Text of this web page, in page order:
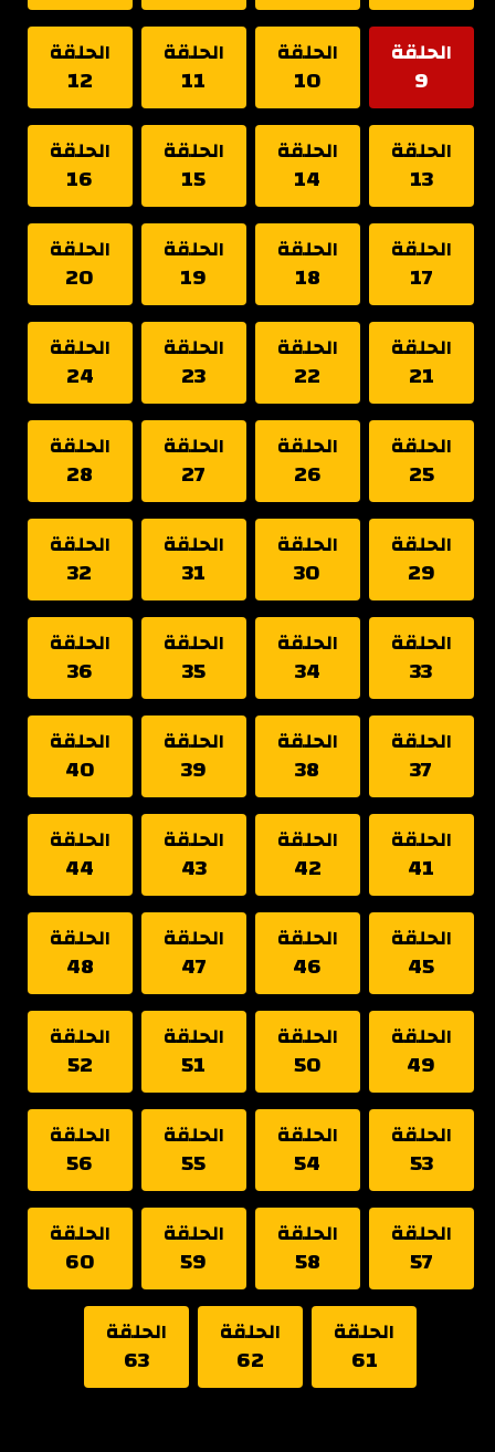
الحلقة
9
الحلقة
10
الحلقة
11
الحلقة
12
الحلقة
13
الحلقة
14
الحلقة
15
الحلقة
16
الحلقة
17
الحلقة
18
الحلقة
19
الحلقة
20
الحلقة
21
الحلقة
22
الحلقة
23
الحلقة
24
الحلقة
25
الحلقة
26
الحلقة
27
الحلقة
28
الحلقة
29
الحلقة
30
الحلقة
31
الحلقة
32
الحلقة
33
الحلقة
34
الحلقة
35
الحلقة
36
الحلقة
37
الحلقة
38
الحلقة
39
الحلقة
40
الحلقة
41
الحلقة
42
الحلقة
43
الحلقة
44
الحلقة
45
الحلقة
46
الحلقة
47
الحلقة
48
الحلقة
49
الحلقة
50
الحلقة
51
الحلقة
52
الحلقة
53
الحلقة
54
الحلقة
55
الحلقة
56
الحلقة
57
الحلقة
58
الحلقة
59
الحلقة
60
الحلقة
61
الحلقة
62
الحلقة
63